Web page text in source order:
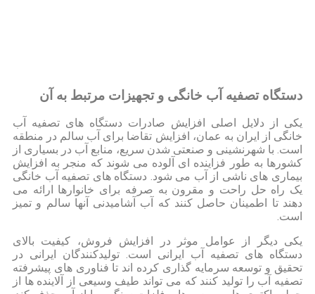
دستگاه تصفیه آب خانگی و تجهیزات مرتبط به آن
یکی از دلایل اصلی افزایش صادرات دستگاه های تصفیه آب
خانگی از ایران به عمان، افزایش تقاضا برای آب سالم در منطقه
است. با شهرنشینی و صنعتی شدن سریع، منابع آب در بسیاری از
کشورها به طور فزاینده ای آلوده می شوند که منجر به افزایش
بیماری های ناشی از آب می شود. دستگاه های تصفیه آب خانگی
یک راه حل راحت و مقرون به صرفه برای خانوارها ارائه می
دهند تا اطمینان حاصل کنند که آب آشامیدنی آنها سالم و تمیز
است.
یکی دیگر از عوامل موثر در افزایش فروش، کیفیت بالای
دستگاه های تصفیه آب ایرانی است. تولیدکنندگان ایرانی در
تحقیق و توسعه سرمایه گذاری کرده اند تا فناوری های پیشرفته
تصفیه آب را تولید کنند که می تواند طیف وسیعی از آلاینده ها از